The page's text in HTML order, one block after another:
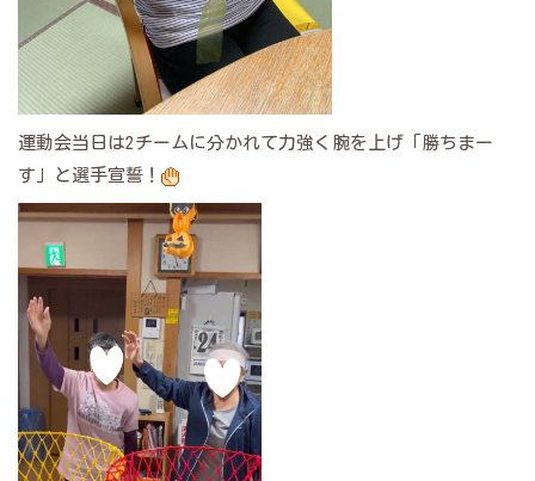
運動会当日は2チームに分かれて力強く腕を上げ「勝ちまー
す」と選手宣誓！